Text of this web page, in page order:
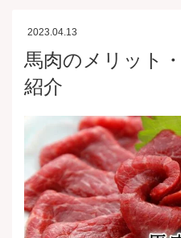
2023.04.13
馬肉のメリット
紹介